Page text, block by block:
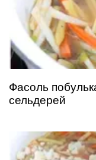
Фасоль
сельдерей